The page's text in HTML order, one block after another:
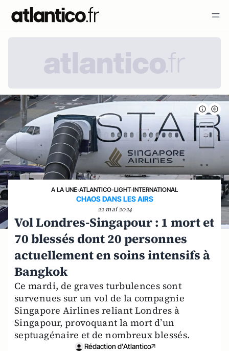
A LA UNE›ATLANTICO-LIGHT›INTERNATIONAL
CHAOS DANS LES AIRS
22 mai 2024
Vol Londres-Singapour : 1 mort et
70 blessés dont 20 personnes
actuellement en soins intensifs à
Bangkok
Ce mardi, de graves turbulences sont
survenues sur un vol de la compagnie
Singapore Airlines reliant Londres à
Singapour, provoquant la mort d’un
septuagénaire et de nombreux blessés.
Rédaction d'Atlantico